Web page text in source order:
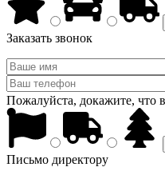
Заказать звонок
Пожалуйста, докажите, что
Письмо директору